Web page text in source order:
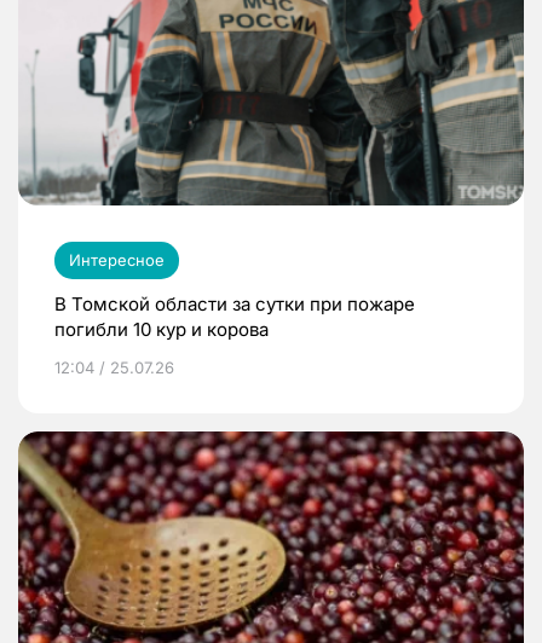
Интересное
В Томской области за сутки при пожаре
погибли 10 кур и корова
12:04 / 25.07.26